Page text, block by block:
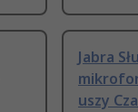
Jabra
uszy